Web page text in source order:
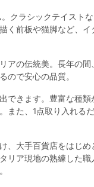
クラシックテイスト
く前板や猫脚など、
アの伝統美。長年の
ので安心の品質。
できます。豊富な種
また、1点取り入れる
、大手百貨店をはじ
リア現地の熟練した